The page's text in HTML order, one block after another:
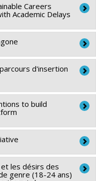
Bouchard,Katherine
,Sébastien Lord,Cécile
Trépanier
des
des
Chaire d'excellence
Careers
Academic Delays
Archambault,
,Sarah Fraser,
Marcotte
de recherches en
Subvention Savoir
de recherche en
(MOP) Subvention
de
d'insertion
Archambault
,Geneviève Mercille,
Olivier,Jean Nikiema,
Kristel Tardif-Grenier
,
to build
de recherche en
,Patricia Collins
et les désirs des
genre (18-24 ans)